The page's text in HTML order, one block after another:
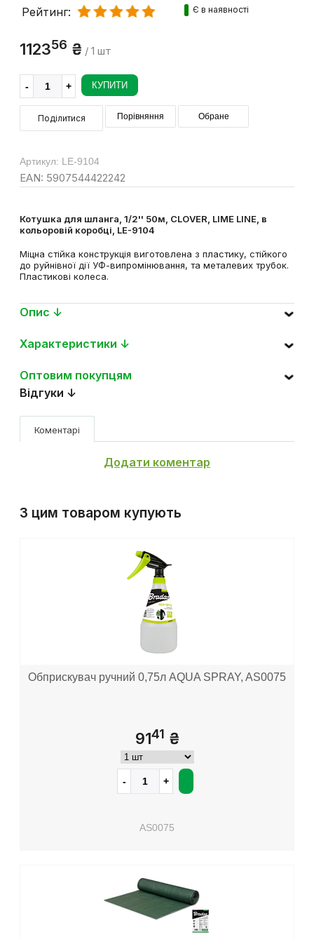
Рейтинг: Є в наявності
112356 ₴ / 1 шт
КУПИТИ
Поділитися Порівняння Обране
Артикул: LE-9104
EAN: 5907544422242
Котушка для шланга, 1/2'' 50м, CLOVER, LIME LINE, в
кольоровій коробці, LE-9104
Міцна стійка конструкція виготовлена з пластику, стійкого
до руйнівної дії УФ-випромінювання, та металевих трубок.
Пластикові колеса.
Опис ↓
Характеристики ↓
Оптовим покупцям
Відгуки ↓
Коментарі
Додати коментар
З цим товаром купують
Обприскувач ручний 0,75л AQUA SPRAY, AS0075
9141 ₴
AS0075